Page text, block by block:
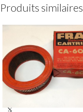
Produits similaires